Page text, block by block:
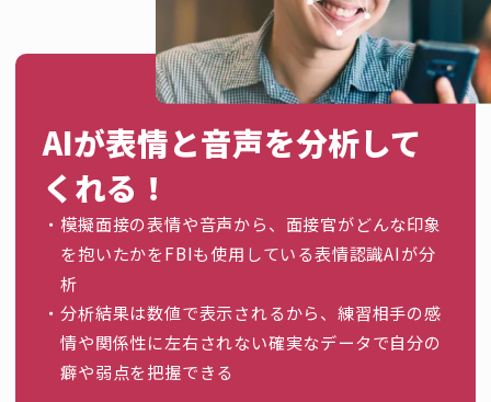
AIが表情と音声を分析して
くれる！
模擬面接の表情や音声から、面接官がどんな印象
を抱いたかをFBIも使用している表情認識AIが分
析
分析結果は数値で表示されるから、練習相手の感
情や関係性に左右されない確実なデータで自分の
癖や弱点を把握できる